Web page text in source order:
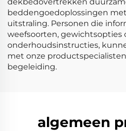
beddengoedoplossingen
uitstraling. Personen die
weefsoorten, gewichtsopties
onderhoudsinstructies,
met onze
begeleiding.
algemeen